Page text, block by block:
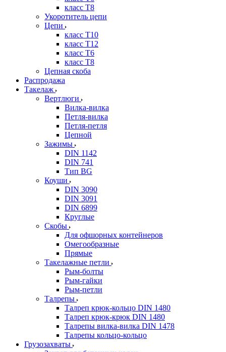
класс Т8
Укоротитель цепи
Цепи
класс Т10
класс Т12
класс Т6
класс Т8
Цепная скоба
Распродажа
Такелаж
Вертлюги
Вилка-вилка
Петля-вилка
Петля-петля
Цепной
Зажимы
DIN 1142
DIN 741
Тип BG
Коуши
DIN 3090
DIN 3091
DIN 6899
Круглые
Скобы
Для офшорных контейнеров
Омегообразные
Прямые
Такелажные петли
Рым-болты
Рым-гайки
Рым-петли
Талрепы
Талреп крюк-кольцо DIN 1480
Талреп крюк-крюк DIN 1480
Талрепы вилка-вилка DIN 1478
Талрепы кольцо-кольцо
Грузозахваты